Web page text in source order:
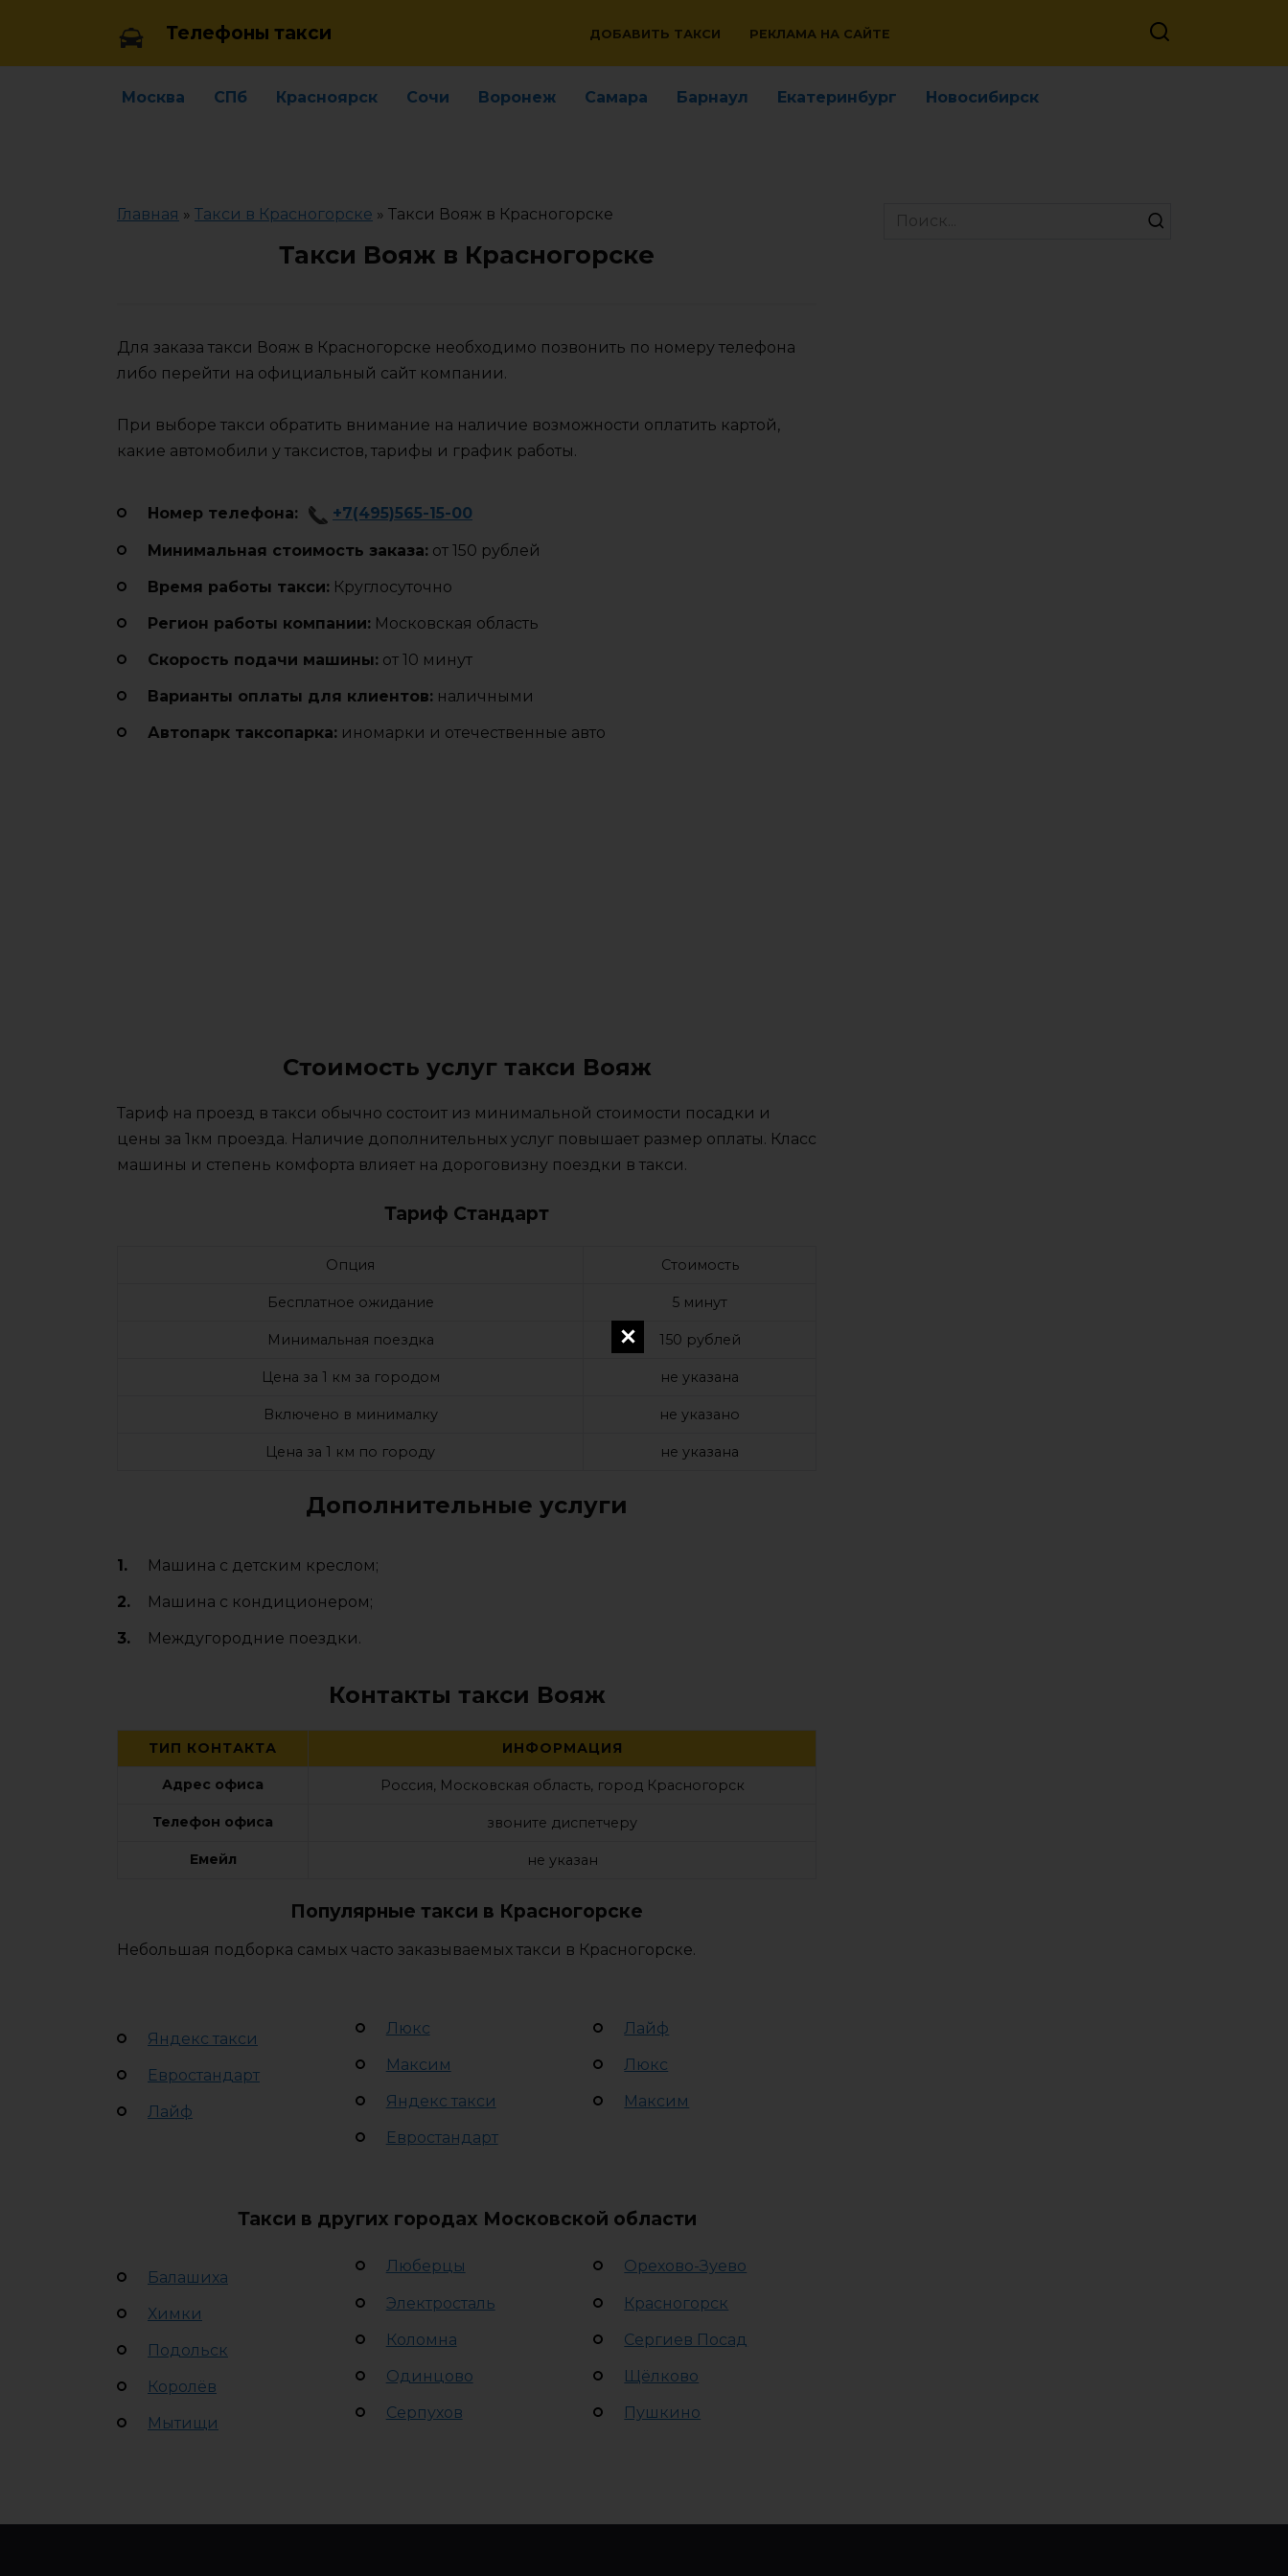
Телефоны такси ДОБАВИТЬ ТАКСИ РЕКЛАМА НА САЙТЕ
Москва СПб Красноярск Сочи Воронеж Самара Барнаул Екатеринбург Новосибирск
Главная » Такси в Красногорске » Такси Вояж в Красногорске
Такси Вояж в Красногорске
Для заказа такси Вояж в Красногорске необходимо позвонить по номеру телефона
либо перейти на официальный сайт компании.
При выборе такси обратить внимание на наличие возможности оплатить картой,
какие автомобили у таксистов, тарифы и график работы.
Номер телефона: +7(495)565-15-00
Минимальная стоимость заказа: от 150 рублей
Время работы такси: Круглосуточно
Регион работы компании: Московская область
Cкорость подачи машины: от 10 минут
Варианты оплаты для клиентов: наличными
Автопарк таксопарка: иномарки и отечественные авто
Стоимость услуг такси Вояж
Тариф на проезд в такси обычно состоит из минимальной стоимости посадки и
цены за 1км проезда. Наличие дополнительных услуг повышает размер оплаты. Класс
машины и степень комфорта влияет на дороговизну поездки в такси.
Тариф Стандарт
Опция Стоимость
Бесплатное ожидание 5 минут
Минимальная поездка 150 рублей
Цена за 1 км за городом не указана
Включено в минималку не указано
Цена за 1 км по городу не указана
Дополнительные услуги
Машина с детским креслом;
Машина с кондиционером;
Междугородние поездки.
Контакты такси Вояж
ТИП КОНТАКТА ИНФОРМАЦИЯ
Адрес офиса Россия, Московская область, город Красногорск
Телефон офиса звоните диспетчеру
Емейл не указан
Популярные такси в Красногорске
Небольшая подборка самых часто заказываемых такси в Красногорске.
Яндекс такси
Евростандарт
Лайф
Люкс
Максим
Яндекс такси
Евростандарт
Лайф
Люкс
Максим
Такси в других городах Московской области
Балашиха
Химки
Подольск
Королёв
Мытищи
Люберцы
Электросталь
Коломна
Одинцово
Серпухов
Орехово-Зуево
Красногорск
Сергиев Посад
Щёлково
Пушкино
Search